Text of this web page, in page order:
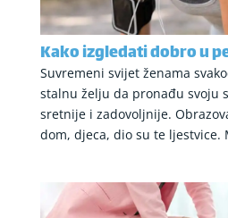
Kako izgledati dobro u
Suvremeni svijet ženama
stalnu želju da pronađu svoju
sretnije i zadovoljnije.
dom, djeca, dio su te ljestvice.